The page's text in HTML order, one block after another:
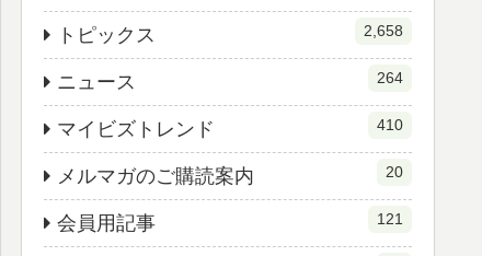
トピックス 2,658
ニュース 264
マイビズトレンド 410
メルマガのご購読案内 20
会員用記事 121